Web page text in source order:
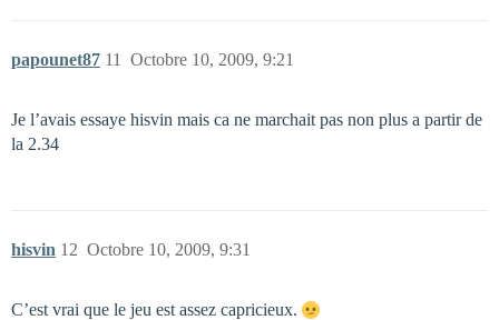
papounet87 Octobre 10, 2009, 9:21
11
Je l’avais essaye hisvin mais ca ne marchait pas non plus a partir de
la 2.34
hisvin Octobre 10, 2009, 9:31
12
C’est vrai que le jeu est assez capricieux.